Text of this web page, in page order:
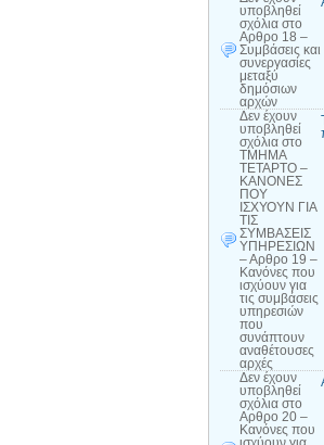
υποβληθεί
σχόλια στο
Αρθρο 18 –
Συμβάσεις και
συνεργασίες
μεταξύ
δημόσιων
αρχών
Δεν έχουν
υποβληθεί
σχόλια στο
ΤΜΗΜΑ
ΤΕΤΑΡΤΟ –
ΚΑΝΟΝΕΣ
ΠΟΥ
ΙΣΧΥΟΥΝ ΓΙΑ
ΤΙΣ
ΣΥΜΒΑΣΕΙΣ
ΥΠΗΡΕΣΙΩΝ
– Αρθρο 19 –
Κανόνες που
ισχύουν για
τις συμβάσεις
υπηρεσιών
που
συνάπτουν
αναθέτουσες
αρχές
Δεν έχουν
υποβληθεί
σχόλια στο
Αρθρο 20 –
Κανόνες που